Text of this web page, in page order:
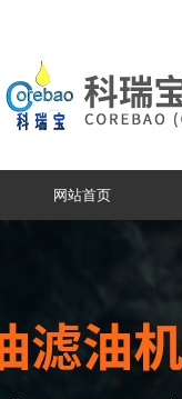
网站首页